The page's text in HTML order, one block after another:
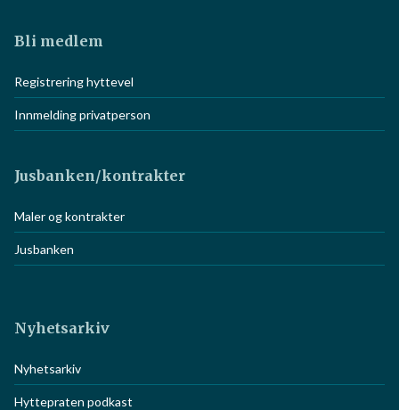
Bli medlem
Registrering hyttevel
Innmelding privatperson
Jusbanken/kontrakter
Maler og kontrakter
Jusbanken
Nyhetsarkiv
Nyhetsarkiv
Hyttepraten podkast